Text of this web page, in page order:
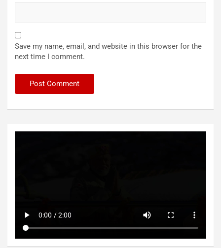
Save my name, email, and website in this browser for the
next time I comment.